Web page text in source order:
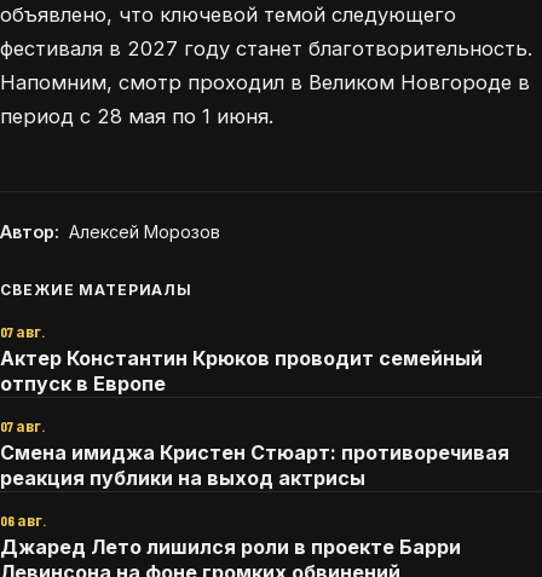
объявлено, что ключевой темой следующего
фестиваля в 2027 году станет благотворительность.
Напомним, смотр проходил в Великом Новгороде в
период с 28 мая по 1 июня.
Автор: Алексей Морозов
СВЕЖИЕ МАТЕРИАЛЫ
07 авг.
Актер Константин Крюков проводит семейный
отпуск в Европе
07 авг.
Смена имиджа Кристен Стюарт: противоречивая
реакция публики на выход актрисы
06 авг.
Джаред Лето лишился роли в проекте Барри